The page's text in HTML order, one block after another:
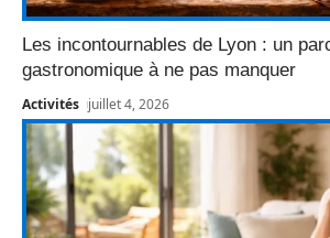
Les incontournables de Lyon : un
gastronomique à ne pas manquer
Activités juillet 4, 2026